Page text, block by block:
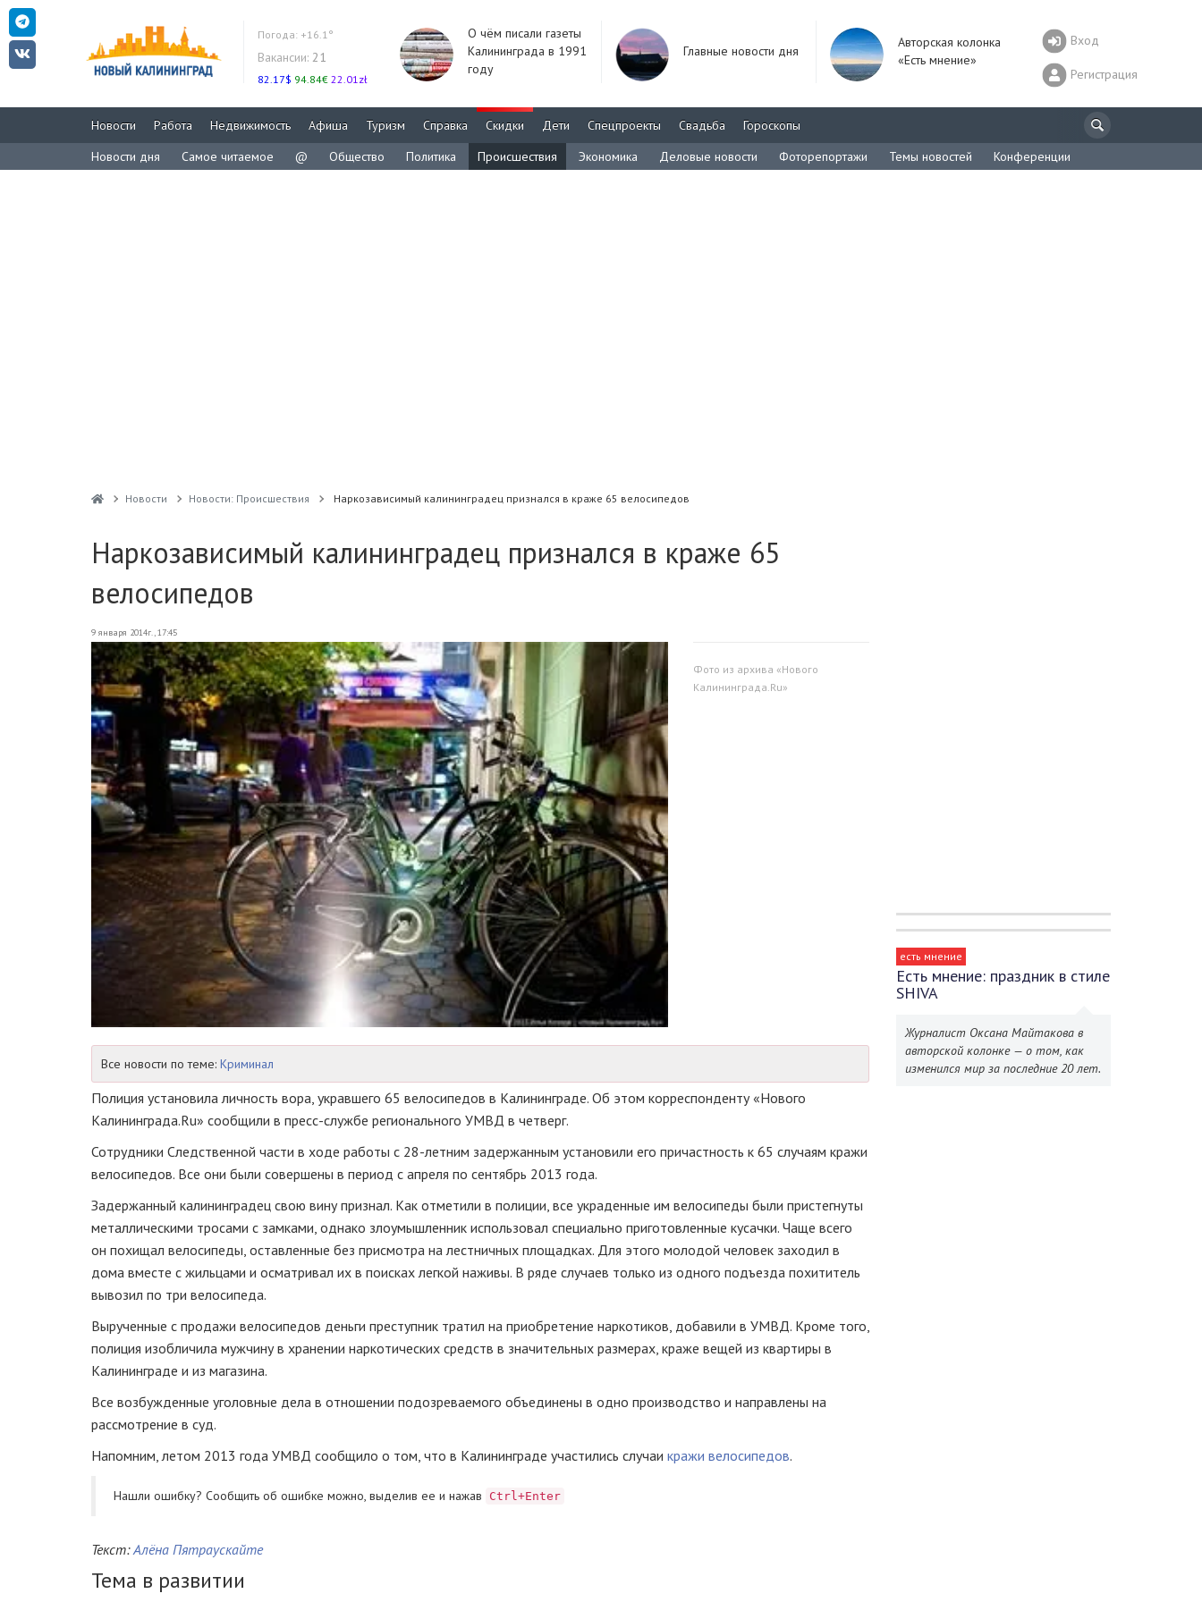
Погода: +16.1°
Вакансии: 21
82.17$ 94.84€ 22.01zł
О чём писали газеты
Калининграда в 1991
году
Главные новости дня
Авторская колонка
«Есть мнение»
Вход
Регистрация
Новости Работа Недвижимость Афиша Туризм Справка Скидки Дети Спецпроекты Свадьба
Гороскопы
Новости дня
Самое читаемое @ Общество Политика Происшествия Экономика Деловые новости Фоторепортажи Темы новостей Конференции
Новости Новости: Происшествия Наркозависимый калининградец признался в краже 65 велосипедов
Наркозависимый калининградец признался в краже 65
велосипедов
9 января 2014г., 17:45
Фото из архива «Нового
Калининграда.Ru»
Все новости по теме: Криминал
Полиция установила личность вора, укравшего 65 велосипедов в Калининграде. Об этом корреспонденту «Нового
Калининграда.Ru» сообщили в пресс-службе регионального УМВД в четверг.
Сотрудники Следственной части в ходе работы с 28-летним задержанным установили его причастность к 65 случаям кражи
велосипедов. Все они были совершены в период с апреля по сентябрь 2013 года.
Задержанный калининградец свою вину признал. Как отметили в полиции, все украденные им велосипеды были пристегнуты
металлическими тросами с замками, однако злоумышленник использовал специально приготовленные кусачки. Чаще всего
он похищал велосипеды, оставленные без присмотра на лестничных площадках. Для этого молодой человек заходил в
дома вместе с жильцами и осматривал их в поисках легкой наживы. В ряде случаев только из одного подъезда похититель
вывозил по три велосипеда.
Вырученные с продажи велосипедов деньги преступник тратил на приобретение наркотиков, добавили в УМВД. Кроме того,
полиция изобличила мужчину в хранении наркотических средств в значительных размерах, краже вещей из квартиры в
Калининграде и из магазина.
Все возбужденные уголовные дела в отношении подозреваемого объединены в одно производство и направлены на
рассмотрение в суд.
Напомним, летом 2013 года УМВД сообщило о том, что в Калининграде участились случаи кражи велосипедов.
Нашли ошибку? Cообщить об ошибке можно, выделив ее и нажав Ctrl+Enter
Текст:Алёна Пятраускайте
Тема в развитии
есть мнение
Есть мнение: праздник в стиле
SHIVA
Журналист Оксана Майтакова в
авторской колонке — о том, как
изменился мир за последние 20 лет.